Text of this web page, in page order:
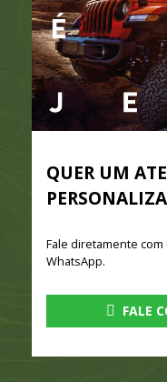
QUER UM
Fale diretamente
WhatsApp.
FALE